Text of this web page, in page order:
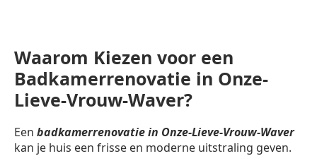
Waarom Kiezen voor een
Badkamerrenovatie in Onze-
Lieve-Vrouw-Waver?
Een badkamerrenovatie in Onze-Lieve-Vrouw-Waver
kan je huis een frisse en moderne uitstraling geven.